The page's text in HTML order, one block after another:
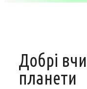
Добрі
планети